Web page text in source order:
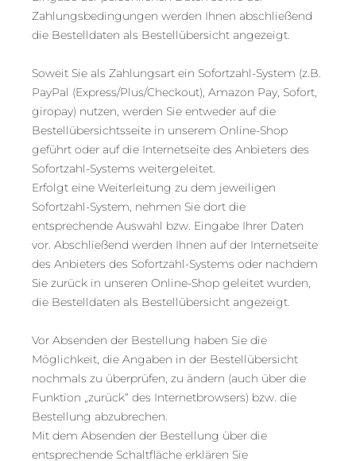
Zahlungsbedingungen werden Ihnen abschließend
die Bestelldaten als Bestellübersicht angezeigt.
Soweit Sie als Zahlungsart ein Sofortzahl-System (z.B.
PayPal (Express/Plus/Checkout), Amazon Pay, Sofort,
giropay) nutzen, werden Sie entweder auf die
Bestellübersichtsseite in unserem Online-Shop
geführt oder auf die Internetseite des Anbieters des
Sofortzahl-Systems weitergeleitet.
Erfolgt eine Weiterleitung zu dem jeweiligen
Sofortzahl-System, nehmen Sie dort die
entsprechende Auswahl bzw. Eingabe Ihrer Daten
vor. Abschließend werden Ihnen auf der Internetseite
des Anbieters des Sofortzahl-Systems oder nachdem
Sie zurück in unseren Online-Shop geleitet wurden,
die Bestelldaten als Bestellübersicht angezeigt.
Vor Absenden der Bestellung haben Sie die
Möglichkeit, die Angaben in der Bestellübersicht
nochmals zu überprüfen, zu ändern (auch über die
Funktion „zurück“ des Internetbrowsers) bzw. die
Bestellung abzubrechen.
Mit dem Absenden der Bestellung über die
entsprechende Schaltfläche erklären Sie